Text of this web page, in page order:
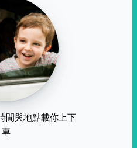
間與地點載你上下
車